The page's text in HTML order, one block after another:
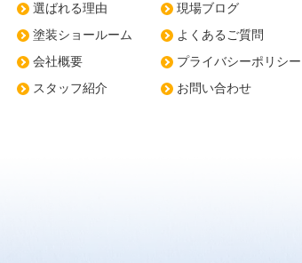
選ばれる理由
塗装ショールーム
会社概要
スタッフ紹介
現場ブログ
よくあるご質問
プライバシーポリシー
お問い合わせ